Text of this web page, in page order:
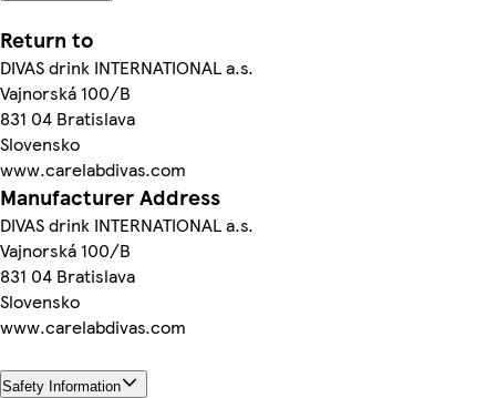
Return to
DIVAS drink INTERNATIONAL a.s.
Vajnorská 100/B
831 04 Bratislava
Slovensko
www.carelabdivas.com
Manufacturer Address
DIVAS drink INTERNATIONAL a.s.
Vajnorská 100/B
831 04 Bratislava
Slovensko
www.carelabdivas.com
Safety Information